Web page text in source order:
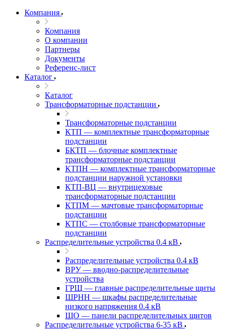
Компания
Компания
О компании
Партнеры
Документы
Референс-лист
Каталог
Каталог
Трансформаторные подстанции
Трансформаторные подстанции
КТП — комплектные трансформаторные
подстанции
БКТП — блочные комплектные
трансформаторные подстанции
КТПН — комплектные трансформаторные
подстанции наружной установки
КТП-ВЦ — внутрицеховые
трансформаторные подстанции
КТПМ — мачтовые трансформаторные
подстанции
КТПС — столбовые трансформаторные
подстанции
Распределительные устройства 0.4 кВ
Распределительные устройства 0.4 кВ
ВРУ — вводно-распределительные
устройства
ГРЩ — главные распределительные щиты
ШРНН — шкафы распределительные
низкого напряжения 0.4 кВ
ЩО — панели распределительных щитов
Распределительные устройства 6-35 кВ